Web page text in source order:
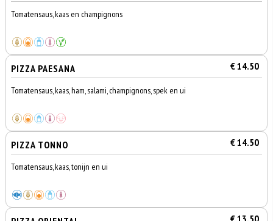
Tomatensaus, kaas en champignons
PIZZA PAESANA € 14.50
Tomatensaus, kaas, ham, salami, champignons, spek en ui
PIZZA TONNO € 14.50
Tomatensaus, kaas, tonijn en ui
€ 13.50